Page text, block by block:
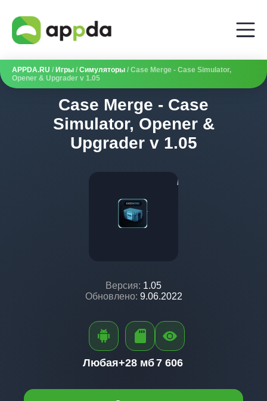
APPDA.RU / Игры / Симуляторы / Case Merge - Case Simulator,
Opener & Upgrader v 1.05
Case Merge - Case
Simulator, Opener &
Upgrader v 1.05
Версия: 1.05
Обновлено: 9.06.2022
Любая+28 мб7 606